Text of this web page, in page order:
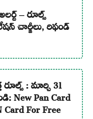
– రూల్స్
చార్జీలు, రిఫండ్
: మార్చి 31
New Pan Card
For Free